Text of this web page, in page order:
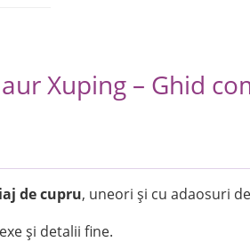
Xuping – Ghid
de cupru, uneori și cu adaosuri
și detalii fine.